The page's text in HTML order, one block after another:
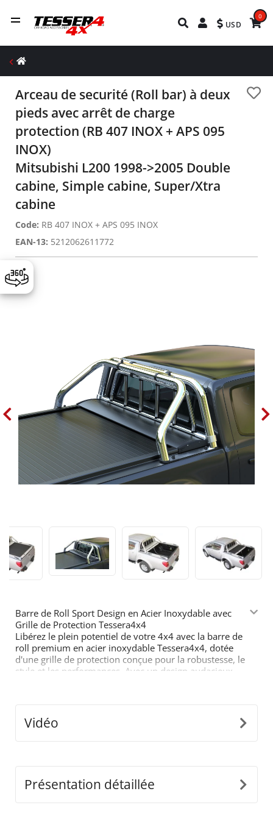
USD
0
Arceau de securité (Roll bar) à deux
pieds avec arrêt de charge
protection (RB 407 INOX + APS 095
INOX)
Mitsubishi L200 1998->2005 Double
cabine, Simple cabine, Super/Xtra
cabine
Code: RB 407 INOX + APS 095 INOX
EAN-13: 5212062611772
Barre de Roll Sport Design en Acier Inoxydable avec
Grille de Protection Tessera4x4
Libérez le plein potentiel de votre 4x4 avec la barre de
roll premium en acier inoxydable Tessera4x4, dotée
d'une grille de protection conçue pour la robustesse, le
style et les performances. Avec un design audacieux
Caractéristiques principales :
Adaptabilité à Ajustement Précis :
détaché et innovant s’ajuste parfaitement aux
Vidéo
Présentation détaillée